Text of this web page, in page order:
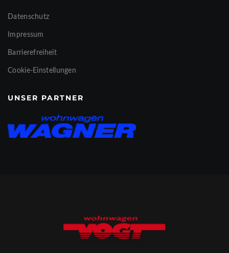
Datenschutz
Impressum
Barrierefreiheit
Cookie-Einstellungen
UNSER PARTNER